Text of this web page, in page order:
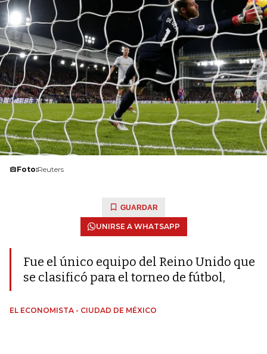
Foto:Reuters
GUARDAR
UNIRSE A WHATSAPP
Fue el único equipo del Reino Unido que
se clasificó para el torneo de fútbol,
EL ECONOMISTA - CIUDAD DE MÉXICO